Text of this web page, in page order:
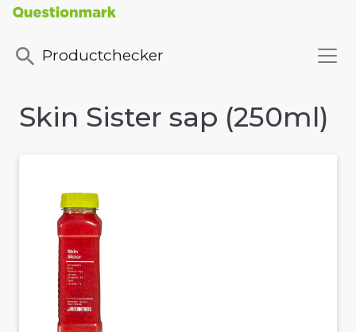
Productchecker
Skin Sister sap (250ml)